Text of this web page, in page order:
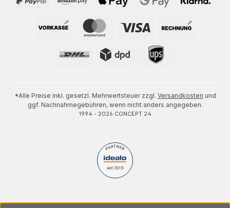
*Alle Preise inkl. gesetzl. Mehrwertsteuer zzgl. Versandkosten und
ggf. Nachnahmegebühren, wenn nicht anders angegeben.
1994 - 2026 CONCEPT 24